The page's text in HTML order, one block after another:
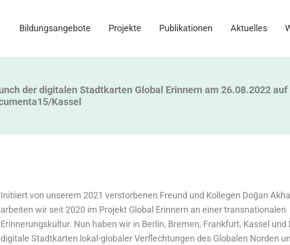
Bildungsangebote Projekte Publikationen Aktuelles
der digitalen Stadtkarten Global Erinnern am 26.08.2022 auf
Kassel
Initiiert von unserem 2021 verstorbenen Freund und Kollegen Doğan
arbeiten wir seit 2020 im Projekt Global Erinnern an einer transnationalen
Erinnerungskultur. Nun haben wir in Berlin, Bremen, Frankfurt, Kassel und
digitale Stadtkarten lokal-globaler Verflechtungen des Globalen Norden